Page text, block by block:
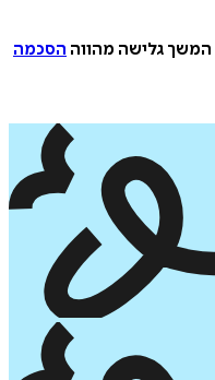
המשך גלישה מהווה הסכמה